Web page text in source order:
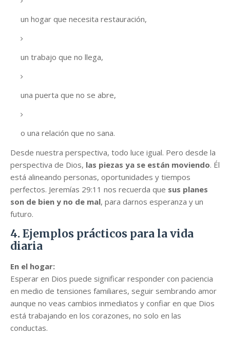
un hogar que necesita restauración,
un trabajo que no llega,
una puerta que no se abre,
o una relación que no sana.
Desde nuestra perspectiva, todo luce igual. Pero desde la
perspectiva de Dios, las piezas ya se están moviendo. Él
está alineando personas, oportunidades y tiempos
perfectos. Jeremías 29:11 nos recuerda que sus planes
son de bien y no de mal, para darnos esperanza y un
futuro.
4. Ejemplos prácticos para la vida
diaria
En el hogar:
Esperar en Dios puede significar responder con paciencia
en medio de tensiones familiares, seguir sembrando amor
aunque no veas cambios inmediatos y confiar en que Dios
está trabajando en los corazones, no solo en las
conductas.